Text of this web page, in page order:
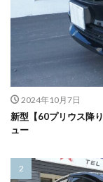
2024年10月7日
新型【60プリウス降
ュー